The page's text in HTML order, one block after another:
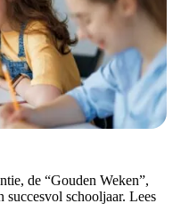
de “Gouden Weken”,
succesvol schooljaar. Lees